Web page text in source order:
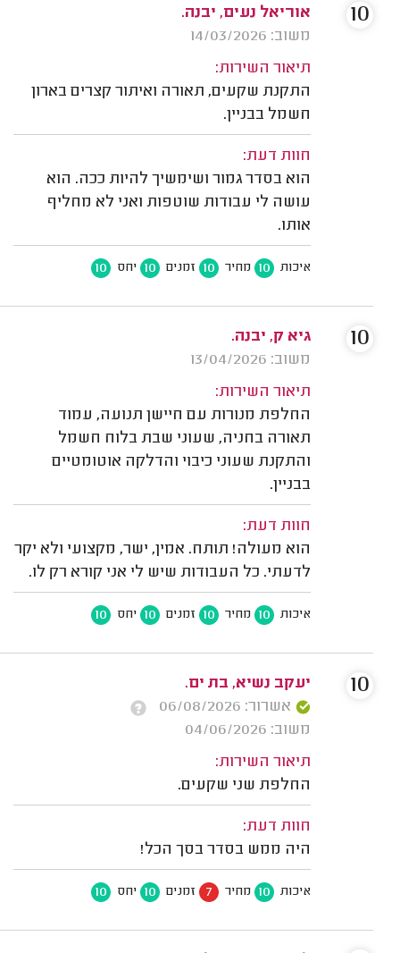
אוריאל נעים, יבנה.
משוב: 14/03/2026
תיאור השירות:
התקנת שקעים, תאורה ואיתור קצרים בארון
חשמל בבניין.
חוות דעת:
הוא בסדר גמור ושימשיך להיות ככה. הוא
עושה לי עבודות שוטפות ואני לא מחליף
אותו.
איכות 10 מחיר 10 זמנים 10 יחס 10
10
גיא ק, יבנה.
משוב: 13/04/2026
תיאור השירות:
החלפת מנורות עם חיישן תנועה, עמוד
תאורה בחניה, שעוני שבת בלוח חשמל
והתקנת שעוני כיבוי והדלקה אוטומטיים
בבניין.
חוות דעת:
הוא מעולה! תותח. אמין, ישר, מקצועי ולא יקר
לדעתי. כל העבודות שיש לי אני קורא רק לו.
איכות 10 מחיר 10 זמנים 10 יחס 10
10
יעקב נשיא, בת ים.
אשרור: 06/08/2026
משוב: 04/06/2026
תיאור השירות:
החלפת שני שקעים.
חוות דעת:
היה ממש בסדר בסך הכל!
איכות 10 מחיר 7 זמנים 10 יחס 10
10